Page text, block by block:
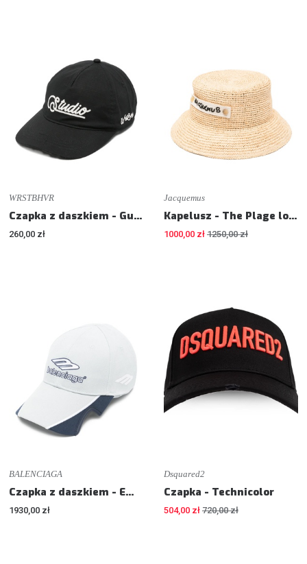
WRSTBHVR
Czapka z daszkiem - Gustaf
260,00 zł
Jacquemus
Kapelusz - The Plage logo
1000,00 zł 1250,00 zł
BALENCIAGA
Czapka z daszkiem - Embroidered baseball cap
1930,00 zł
Dsquared2
Czapka - Technicolor
504,00 zł 720,00 zł